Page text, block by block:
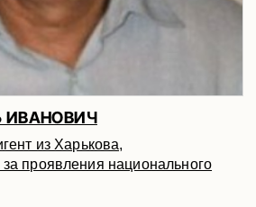
ИВАНОВИЧ
из Харькова,
проявления национального